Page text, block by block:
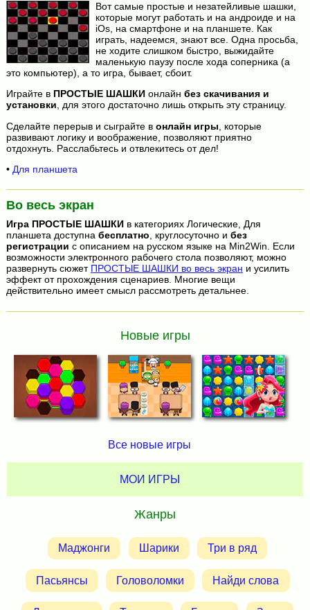
Вот самые простые и незатейливые шашки,
которые могут работать и на андроиде и на
iOs, на смартфоне и на планшете. Как
играть, надеемся, знают все. Одна просьба,
не ходите слишком быстро, выжидайте
маленькую паузу после хода соперника (а
это компьютер), а то игра, бывает, сбоит.
Играйте в ПРОСТЫЕ ШАШКИонлайн без скачивания и
установки, для этого достаточно лишь открыть эту страницу.
Сделайте перерыв и сыграйте в онлайн игры , которые
развивают логику и воображение, позволяют приятно
отдохнуть. Расслабьтесь и отвлекитесь от дел!
• Для планшета
Во весь экран
Игра ПРОСТЫЕ ШАШКИв категориях Логические, Для
планшета доступна бесплатно, круглосуточно и без
регистрации с описанием на русском языке на Min2Win. Если
возможности электронного рабочего стола позволяют, можно
развернуть сюжет ПРОСТЫЕ ШАШКИ во весь экран и усилить
эффект от прохождения сценариев. Многие вещи
действительно имеет смысл рассмотреть детальнее.
Новые игры
Все новые игры
МОИ ИГРЫ
Жанры
Маджонги Шарики Три в ряд
Пасьянсы Головоломки Найди слова